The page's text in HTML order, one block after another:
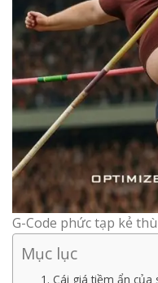
G-Code phức tạp kẻ
Mục lục
1. Cái giá tiềm ẩn